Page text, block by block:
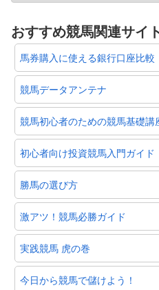
おすすめ競馬関連サイト
馬券購入に使える銀行口座比較
競馬データアンテナ
競馬初心者のための競馬基礎講
初心者向け投資競馬入門ガイド
勝馬の選び方
激アツ！競馬必勝ガイド
実践競馬 虎の巻
今日から競馬で儲けよう！